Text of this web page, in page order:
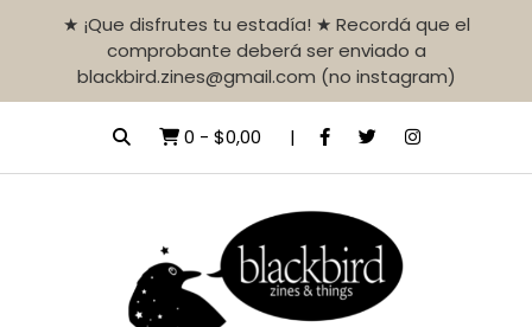
★ ¡Que disfrutes tu estadía! ★ Recordá que el
comprobante deberá ser enviado a
blackbird.zines@gmail.com (no instagram)
0 - $0,00